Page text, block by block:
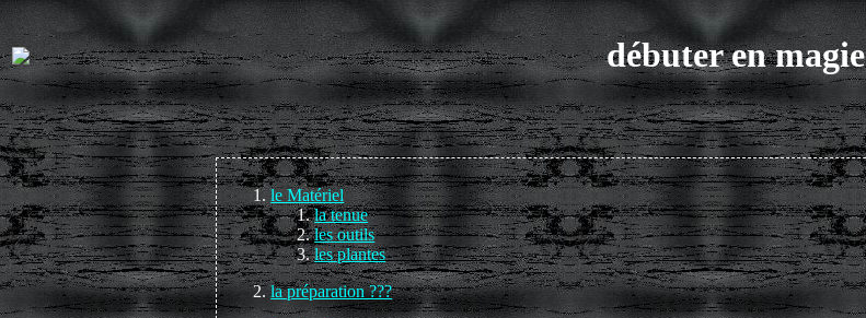
débuter en magie
le Matériel
la tenue
les outils
les plantes
la préparation ???